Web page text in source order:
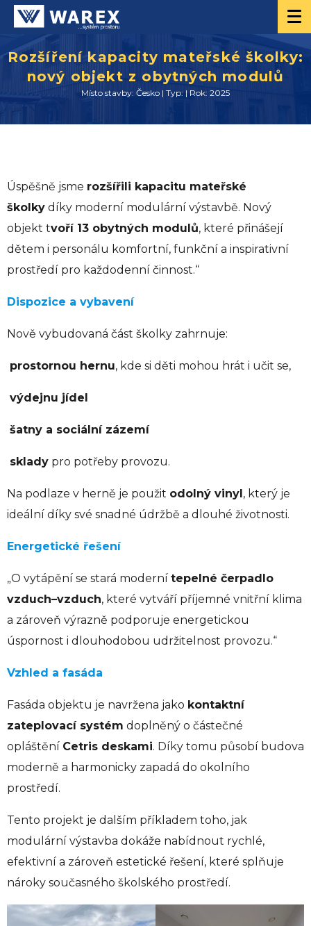
Rozšíření kapacity mateřské školky:
nový objekt z obytných modulů
Místo stavby: Česko | Typ: | Rok: 2025
Úspěšně jsme rozšířili kapacitu mateřské
školky díky moderní modulární výstavbě. Nový
objekt tvoří 13 obytných modulů, které přinášejí
dětem i personálu komfortní, funkční a inspirativní
prostředí pro každodenní činnost.“
Dispozice a vybavení
Nově vybudovaná část školky zahrnuje:
prostornou hernu, kde si děti mohou hrát i učit se,
výdejnu jídel
šatny a sociální zázemí
sklady pro potřeby provozu.
Na podlaze v herně je použit odolný vinyl, který je
ideální díky své snadné údržbě a dlouhé životnosti.
Energetické řešení
„O vytápění se stará moderní tepelné čerpadlo
vzduch–vzduch, které vytváří příjemné vnitřní klima
a zároveň výrazně podporuje energetickou
úspornost i dlouhodobou udržitelnost provozu.“
Vzhled a fasáda
Fasáda objektu je navržena jako kontaktní
zateplovací systém doplněný o částečné
opláštění Cetris deskami. Díky tomu působí budova
moderně a harmonicky zapadá do okolního
prostředí.
Tento projekt je dalším příkladem toho, jak
modulární výstavba dokáže nabídnout rychlé,
efektivní a zároveň estetické řešení, které splňuje
nároky současného školského prostředí.